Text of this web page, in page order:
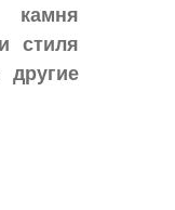
стиля
другие